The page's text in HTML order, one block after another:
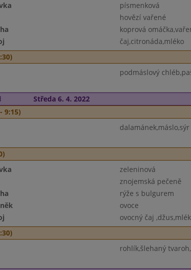
písmenková
hovězí vařené
koprová
čaj,citronáda,mléko
podmáslový
Středa 6. 4. 2022
9:15)
zeleninová
znojemská pečeně
rýže s bulgurem
ovoce
ovocný čaj
rohlík,šlehaný